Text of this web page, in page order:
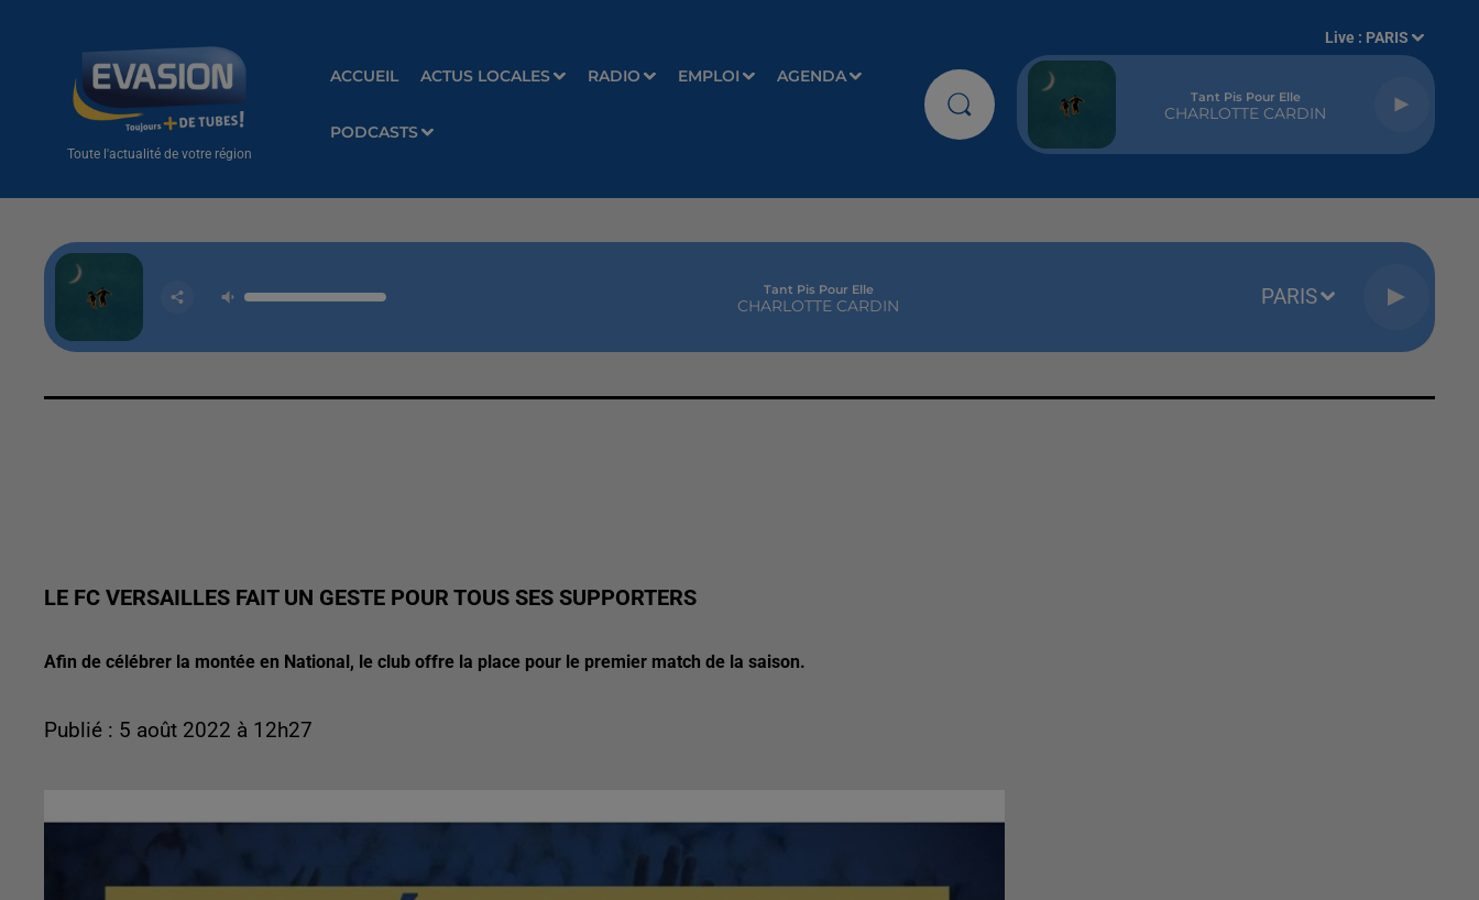
Toute l'actualité de votre région
ACCUEIL ACTUS LOCALES RADIO EMPLOI AGENDA
PODCASTS
Live : PARIS
Tant Pis Pour Elle
CHARLOTTE CARDIN
Tant Pis Pour Elle
CHARLOTTE CARDIN PARIS
LE FC VERSAILLES FAIT UN GESTE POUR TOUS SES SUPPORTERS
Afin de célébrer la montée en National, le club offre la place pour le premier match de la saison.
Publié : 5 août 2022 à 12h27